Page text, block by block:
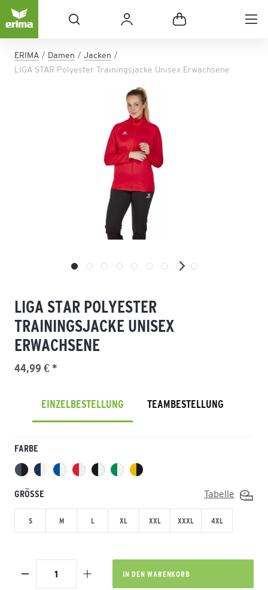
ERIMA Damen
Jacken
LIGA STAR Polyester Trainingsjacke Unisex Erwachsene
LIGA STAR POLYESTER
TRAININGSJACKE UNISEX
ERWACHSENE
44,99 € *
EINZELBESTELLUNG TEAMBESTELLUNG
FARBE
GRÖSSE Tabelle
S M L XL XXL XXXL 4XL
IN DEN WARENKORB